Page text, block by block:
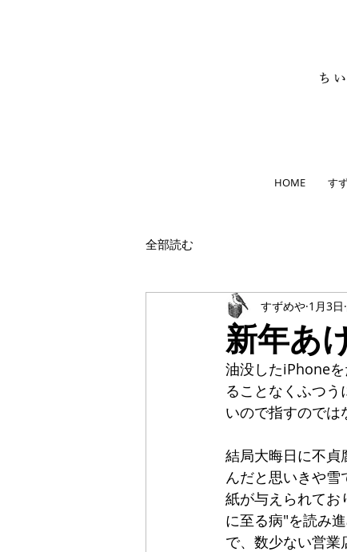
HOME す
全部読む
新年あ
すずめや 1月3日
油没したiPhone
ることなくふつ
いので指すのでは
結局大晦日に不貞
んだと思いきや
紙が与えられてお
に至る病"を読み
で、数少ない営